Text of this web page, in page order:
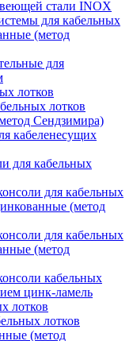
стали INOX
для кабельных
(метод
для
лотков
лотков
Сендзимира)
кабеленесущих
для кабельных
для кабельных
(метод
для кабельных
(метод
кабельных
цинк-ламель
лотков
лотков
(метод